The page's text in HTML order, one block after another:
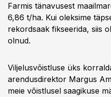
Farmis tänavusest
6,86 t/ha. Kui oleksime
rekordsaak fikseerida, siis
olnud.
Viljelusvõistluse üks
arendusdirektor Margus
meie võistlusel saagikuse